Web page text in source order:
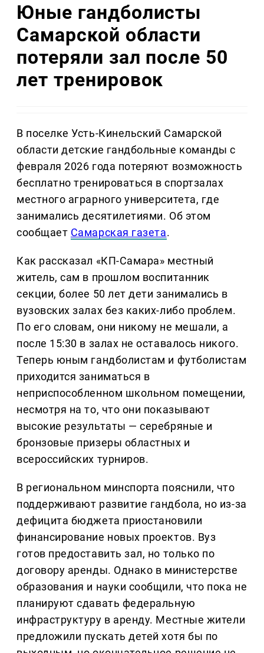
Юные гандболисты
Самарской области
потеряли зал после 50
лет тренировок
В поселке Усть-Кинельский Самарской
области детские гандбольные команды с
февраля 2026 года потеряют возможность
бесплатно тренироваться в спортзалах
местного аграрного университета, где
занимались десятилетиями. Об этом
сообщает Самарская газета.
Как рассказал «КП-Самара» местный
житель, сам в прошлом воспитанник
секции, более 50 лет дети занимались в
вузовских залах без каких-либо проблем.
По его словам, они никому не мешали, а
после 15:30 в залах не оставалось никого.
Теперь юным гандболистам и футболистам
приходится заниматься в
неприспособленном школьном помещении,
несмотря на то, что они показывают
высокие результаты — серебряные и
бронзовые призеры областных и
всероссийских турниров.
В региональном минспорта пояснили, что
поддерживают развитие гандбола, но из-за
дефицита бюджета приостановили
финансирование новых проектов. Вуз
готов предоставить зал, но только по
договору аренды. Однако в министерстве
образования и науки сообщили, что пока не
планируют сдавать федеральную
инфраструктуру в аренду. Местные жители
предложили пускать детей хотя бы по